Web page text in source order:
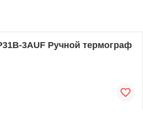
3AUF Ручной термограф